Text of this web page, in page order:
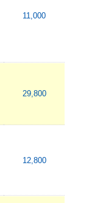
11,000
29,800
12,800